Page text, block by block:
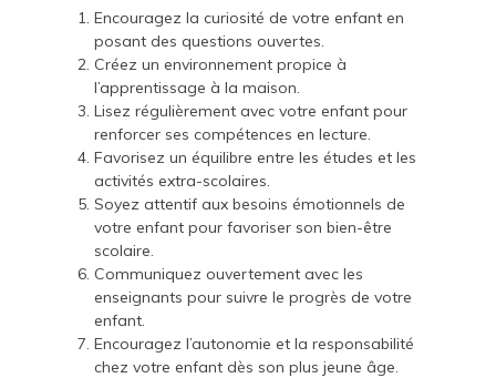
Encouragez la curiosité de votre enfant en
posant des questions ouvertes.
Créez un environnement propice à
l’apprentissage à la maison.
Lisez régulièrement avec votre enfant pour
renforcer ses compétences en lecture.
Favorisez un équilibre entre les études et les
activités extra-scolaires.
Soyez attentif aux besoins émotionnels de
votre enfant pour favoriser son bien-être
scolaire.
Communiquez ouvertement avec les
enseignants pour suivre le progrès de votre
enfant.
Encouragez l’autonomie et la responsabilité
chez votre enfant dès son plus jeune âge.